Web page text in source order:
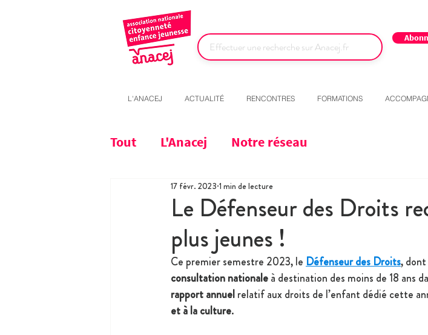
L'ANACEJ ACTUALITÉ RENCONTRES FORMATIONS
Tout L'Anacej Notre réseau
Le Défenseur des Droits
plus jeunes !
17 févr. 2023 1 min de lecture
Ce premier semestre 2023, le Défenseur des Droits,
consultation nationale à destination des moins de 18 ans
rapport annuel relatif aux droits de l’enfant dédié cette
et à la culture.